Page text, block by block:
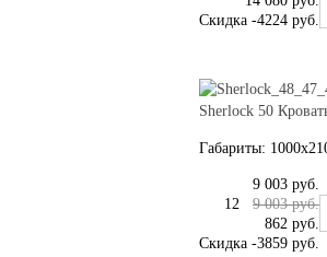
Скидка -4224 руб.
Sherlock 50
Габариты:
9 003 руб.
9 003 руб.
12
862 руб.
Скидка -3859 руб.